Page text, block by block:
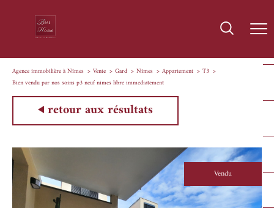
Agence immobilière à Nîmes Vente Gard Nimes Appartement
T3
Bien vendu par nos soins p3 neuf nimes libre immediatement
retour aux résultats
Vendu